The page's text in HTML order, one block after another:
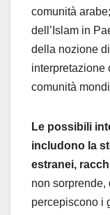
comunità
dell’Islam in
della nozione
interpretazione
comunità
Le possibili
includono la
estranei,
non sorprende,
percepiscono i